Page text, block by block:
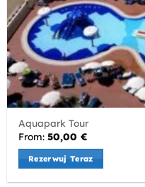
Aquapark Tour
From:50,00€
Rezerwuj Teraz